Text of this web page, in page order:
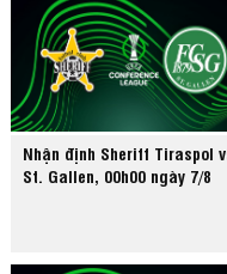
Nhận định Sheriff Tiraspol
St. Gallen, 00h00 ngày 7/8